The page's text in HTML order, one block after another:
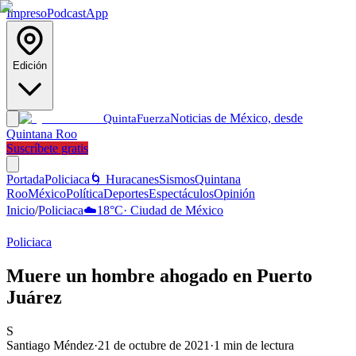
ImpresoPodcastApp
Edición
QuintaFuerzaNoticias de México, desde
Quintana Roo
Suscríbete gratis
PortadaPoliciaca 🌀 HuracanesSismosQuintana
RooMéxicoPolíticaDeportesEspectáculosOpinión
Inicio/Policiaca☁️18°C· Ciudad de México
Policiaca
Muere un hombre ahogado en Puerto
Juárez
S
Santiago Méndez·21 de octubre de 2021 ·1 min de lectura